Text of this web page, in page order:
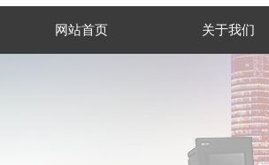
网站首页 关于我们